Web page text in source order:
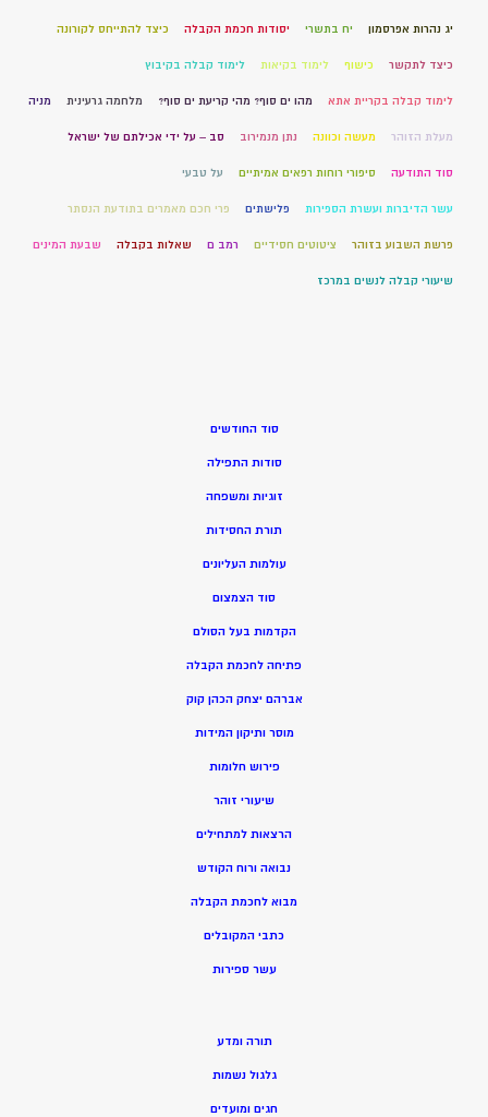
יג נהרות אפרסמון יח בתשרי יסודות חכמת הקבלה כיצד להתייחס לקורונה
כיצד לתקשר כישוף לימוד בקיאות לימוד קבלה בקיבוץ
לימוד קבלה בקריית אתא מהו ים סוף? מהי קריעת ים סוף? מלחמה גרעינית מניה
מעלת הזוהר מעשה וכוונה נתן מנמירוב סב – על ידי אכילתם של ישראל
סוד התודעה סיפורי רוחות רפאים אמיתיים על טבעי
עשר הדיברות ועשרת הספירות פלישתים פרי חכם מאמרים בתודעת הנסתר
פרשת השבוע בזוהר ציטוטים חסידיים רמב ם שאלות בקבלה שבעת המינים
שיעורי קבלה לנשים במרכז
סוד החודשים
סודות התפילה
זוגיות ומשפחה
תורת החסידות
עולמות העליונים
סוד הצמצום
הקדמות בעל הסולם
פתיחה לחכמת הקבלה
אברהם יצחק הכהן קוק
מוסר ותיקון המידות
פירוש חלומות
שיעורי זוהר
הרצאות למתחילים
נבואה ורוח הקודש
מבוא לחכמת הקבלה
כתבי המקובלים
עשר ספירות
תורה ומדע
גלגול נשמות
חגים ומועדים